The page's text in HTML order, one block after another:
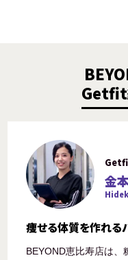
Getfit
金
痩せる体質を作れる
BEYOND恵比寿店は、